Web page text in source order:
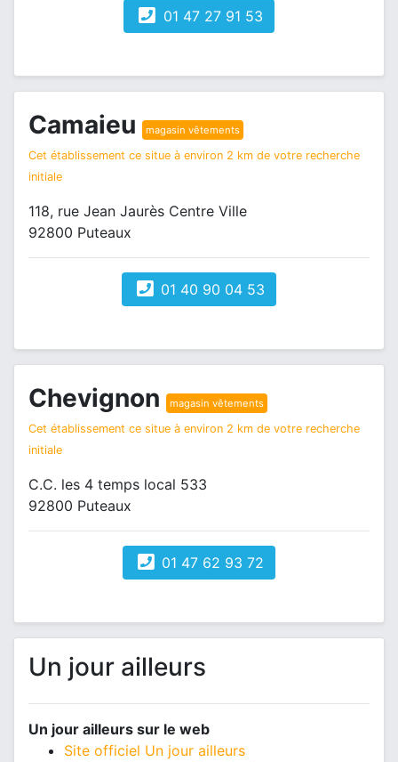
01 47 27 91 53
Camaieu magasin vêtements
Cet établissement ce situe à environ 2 km de votre recherche
initiale
118, rue Jean Jaurès Centre Ville
92800 Puteaux
01 40 90 04 53
Chevignon magasin vêtements
Cet établissement ce situe à environ 2 km de votre recherche
initiale
C.C. les 4 temps local 533
92800 Puteaux
01 47 62 93 72
Un jour ailleurs
Un jour ailleurs sur le web
Site officiel Un jour ailleurs